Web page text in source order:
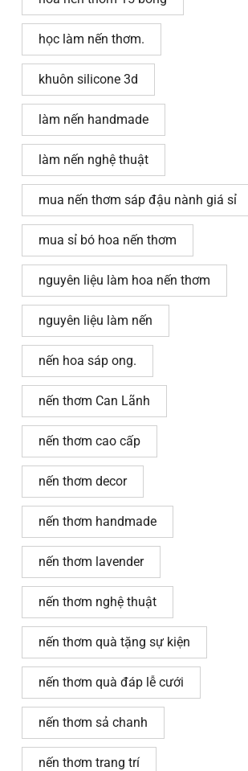
học làm nến thơm.
khuôn silicone 3d
làm nến handmade
làm nến nghệ thuật
mua nến thơm sáp đậu nành giá sỉ
mua sỉ bó hoa nến thơm
nguyên liệu làm hoa nến thơm
nguyên liệu làm nến
nến hoa sáp ong.
nến thơm Can Lãnh
nến thơm cao cấp
nến thơm decor
nến thơm handmade
nến thơm lavender
nến thơm nghệ thuật
nến thơm quà tặng sự kiện
nến thơm quà đáp lễ cưới
nến thơm sả chanh
nến thơm trang trí